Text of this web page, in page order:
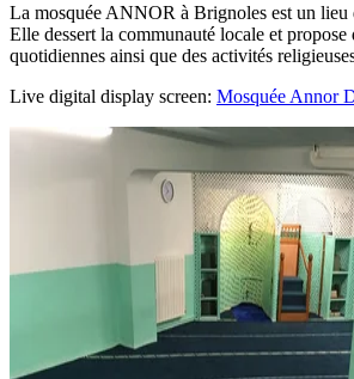
La mosquée ANNOR à Brignoles est un lieu
Elle dessert la communauté locale et propose
quotidiennes ainsi que des activités
Live digital display screen: Mosquée Annor